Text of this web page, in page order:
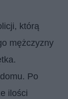
którą
mężczyzny
Po
ilości